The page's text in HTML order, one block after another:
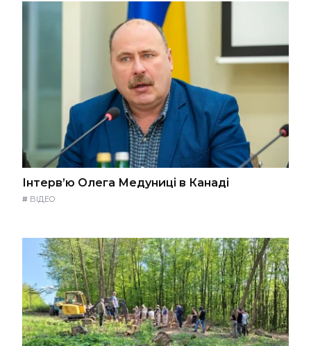
Інтерв’ю Олега Медуниці в Канаді
# ВІДЕО